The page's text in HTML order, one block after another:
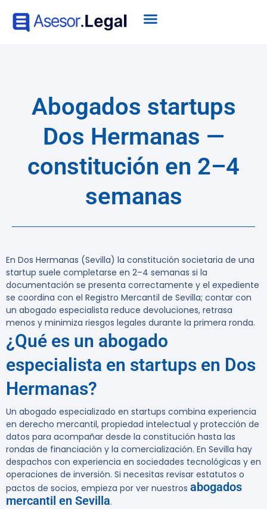
Abogados startups
Dos Hermanas —
constitución en 2–4
semanas
En Dos Hermanas (Sevilla) la constitución societaria de una
startup suele completarse en 2–4 semanas si la
documentación se presenta correctamente y el expediente
se coordina con el Registro Mercantil de Sevilla; contar con
un abogado especialista reduce devoluciones, retrasa
menos y minimiza riesgos legales durante la primera ronda.
¿Qué es un abogado
especialista en startups en Dos
Hermanas?
Un abogado especializado en startups combina experiencia
en derecho mercantil, propiedad intelectual y protección de
datos para acompañar desde la constitución hasta las
rondas de financiación y la comercialización. En Sevilla hay
despachos con experiencia en sociedades tecnológicas y en
operaciones de inversión. Si necesitas revisar estatutos o
pactos de socios, empieza por ver nuestros abogados
mercantil en Sevilla.